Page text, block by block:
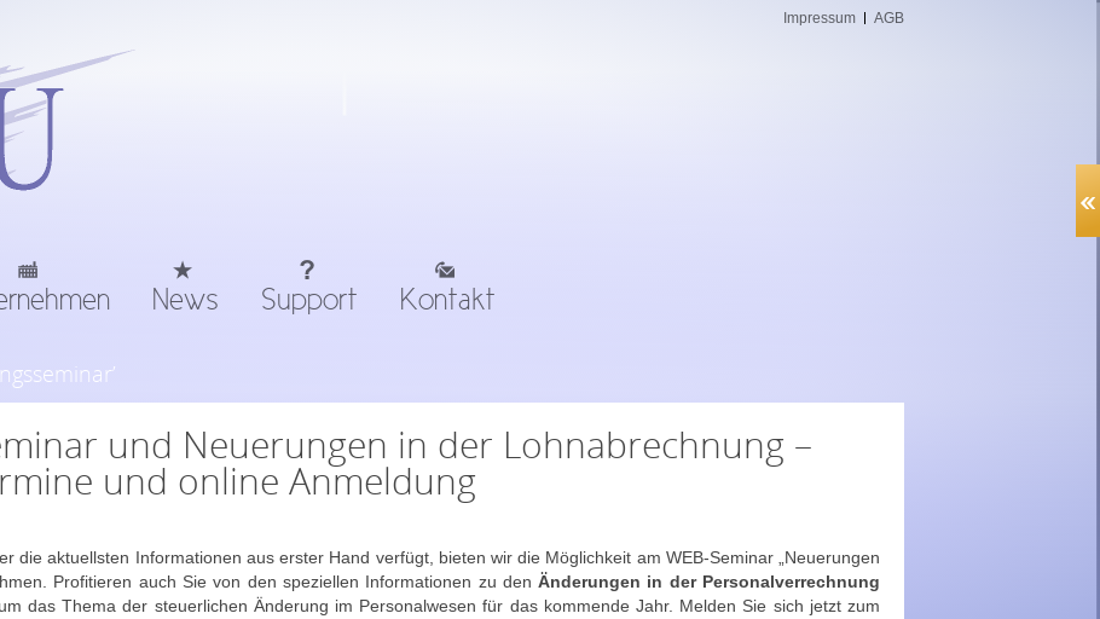
Impressum AGB
News Support Kontakt
und Neuerungen in der Lohnabrechnung –
und online Anmeldung
die aktuellsten Informationen aus erster Hand verfügt, bieten wir die Möglichkeit am WEB-Seminar „Neuerungen
Profitieren auch Sie von den speziellen Informationen zu denÄnderungen in der Personalverrechnung
das Thema der steuerlichen Änderung im Personalwesen für das kommende Jahr. Melden Sie sich jetzt zum